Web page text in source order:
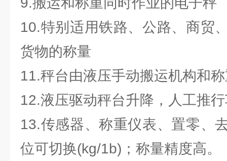
10.特别适用铁路、公路、商贸
货物的称量
11.秤台由液压手动搬运机构和
12.液压驱动秤台升降，人工推
13.传感器、称重仪表、置零、
位可切换(kg/1b)；称量精度高。